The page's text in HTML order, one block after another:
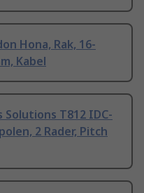
Hona, Rak, 16-
Kabel
T812 IDC-
2 Rader, Pitch